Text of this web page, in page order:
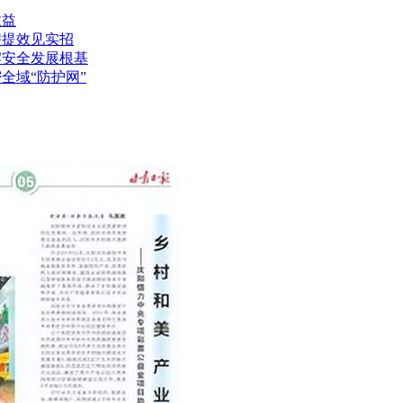
效见实招
全发展根基
域“防护网”